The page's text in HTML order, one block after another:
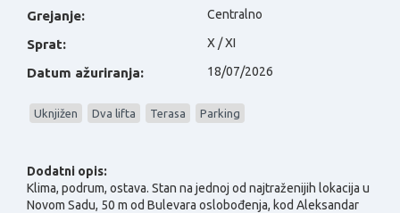
Grejanje: Centralno
Sprat: X / XI
Datum ažuriranja: 18/07/2026
Uknjižen Dva lifta Terasa Parking
Dodatni opis:
Klima, podrum, ostava. Stan na jednoj od najtraženijih lokacija u
Novom Sadu, 50 m od Bulevara oslobođenja, kod Aleksandar